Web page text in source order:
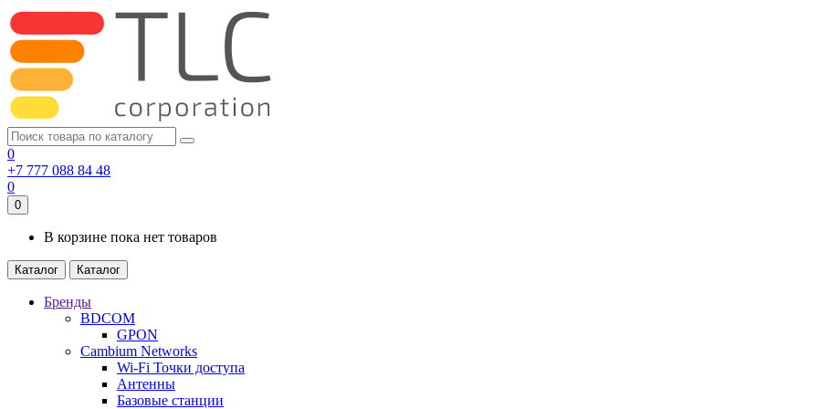
0
+7 777 088 84 48
0
0
В корзине пока нет товаров
Каталог Каталог
Бренды
BDCOM
GPON
Cambium Networks
Wi-Fi Точки доступа
Антенны
Базовые станции